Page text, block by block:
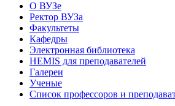
О ВУЗе
Ректор ВУЗа
Факультеты
Кафедры
Электронная библиотека
HEMIS для преподавателей
Галереи
Ученые
Список профессоров и